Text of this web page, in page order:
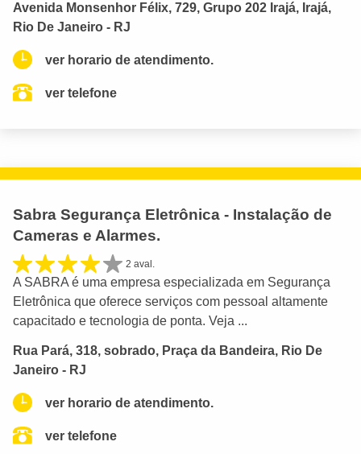
Avenida Monsenhor Félix, 729, Grupo 202 Irajá, Irajá,
Rio De Janeiro - RJ
ver horario de atendimento.
ver telefone
Sabra Segurança Eletrônica - Instalação de
Cameras e Alarmes.
2 aval.
A SABRA é uma empresa especializada em Segurança
Eletrônica que oferece serviços com pessoal altamente
capacitado e tecnologia de ponta. Veja ...
Rua Pará, 318, sobrado, Praça da Bandeira, Rio De
Janeiro - RJ
ver horario de atendimento.
ver telefone